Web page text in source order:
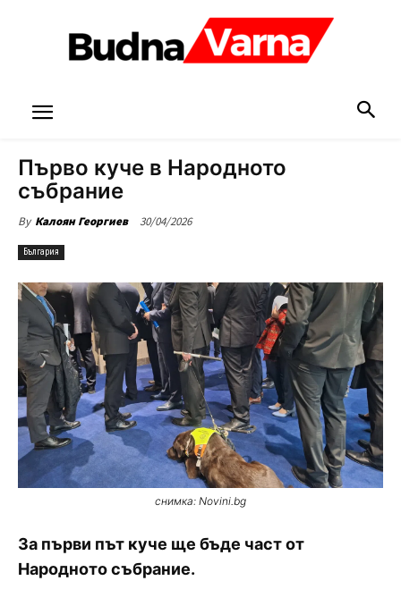
Първо куче в Народното
събрание
By Калоян Георгиев 30/04/2026
България
снимка: Novini.bg
За първи път куче ще бъде част от
Народното събрание.